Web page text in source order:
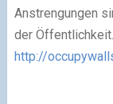
Anstrengungen
der
http://